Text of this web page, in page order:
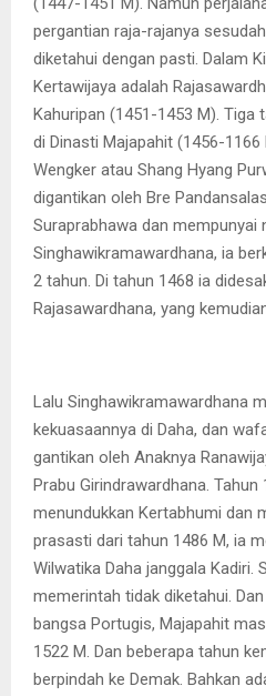
pergantian raja-rajanya
diketahui dengan pasti. Dalam
Kertawijaya adalah
Kahuripan (1451-1453 M). Tiga
di Dinasti Majapahit (1456-1166
Wengker atau Shang Hyang
digantikan oleh Bre
Suraprabhawa dan mempunyai
Singhawikramawardhana, ia
2 tahun. Di tahun 1468 ia
Rajasawardhana, yang
Lalu Singhawikramawardhana
kekuasaannya di Daha, dan
gantikan oleh Anaknya
Prabu Girindrawardhana. Tahun
menundukkan Kertabhumi dan
prasasti dari tahun 1486 M, ia
Wilwatika Daha janggala Kadiri.
memerintah tidak diketahui.
bangsa Portugis, Majapahit
1522 M. Dan beberapa tahun
berpindah ke Demak. Bahkan